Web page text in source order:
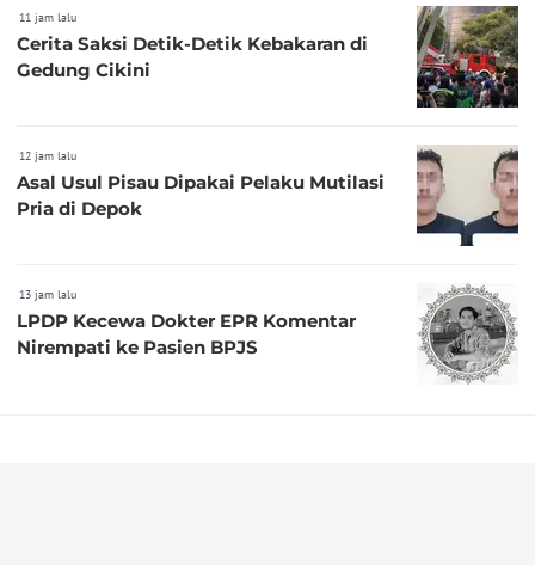
11 jam lalu
Cerita Saksi Detik-Detik Kebakaran di
Gedung Cikini
12 jam lalu
Asal Usul Pisau Dipakai Pelaku Mutilasi
Pria di Depok
13 jam lalu
LPDP Kecewa Dokter EPR Komentar
Nirempati ke Pasien BPJS